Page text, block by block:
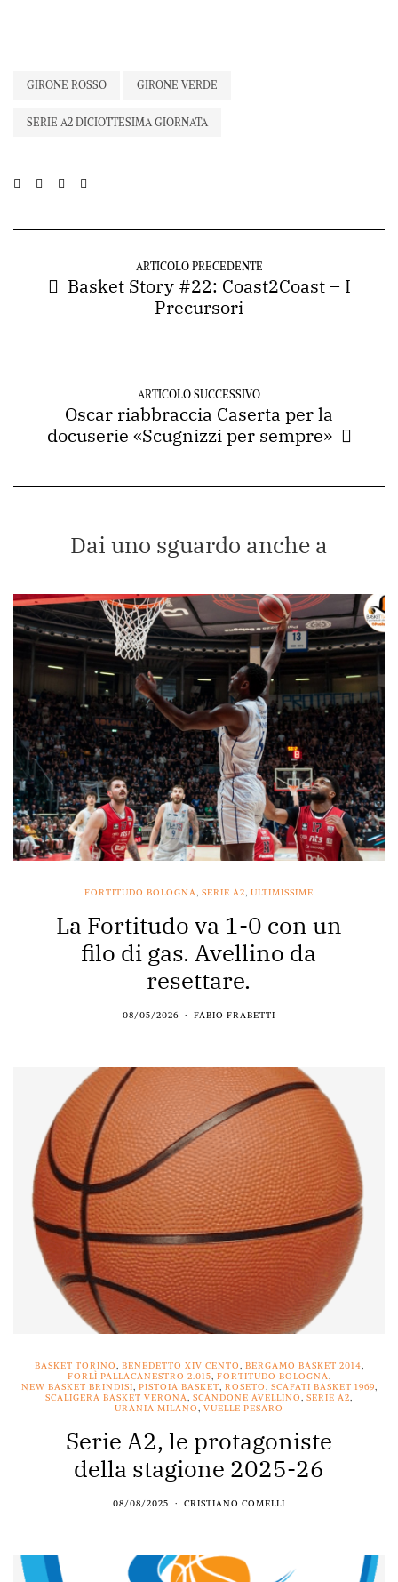
GIRONE ROSSO GIRONE VERDE
SERIE A2 DICIOTTESIMA GIORNATA
ARTICOLO PRECEDENTE
Basket Story #22: Coast2Coast – I
Precursori
ARTICOLO SUCCESSIVO
Oscar riabbraccia Caserta per la
docuserie «Scugnizzi per sempre»
Dai uno sguardo anche a
FORTITUDO BOLOGNA SERIE A2 ULTIMISSIME
La Fortitudo va 1-0 con un
filo di gas. Avellino da
resettare.
08/05/2026 FABIO FRABETTI
BASKET TORINO BENEDETTO XIV CENTO BERGAMO BASKET 2014
FORLÌ PALLACANESTRO 2.015 FORTITUDO BOLOGNA
NEW BASKET BRINDISI PISTOIA BASKET ROSETO SCAFATI BASKET 1969
SCALIGERA BASKET VERONA
SCANDONE AVELLINO SERIE A2
URANIA MILANO
VUELLE PESARO
Serie A2, le protagoniste
della stagione 2025-26
08/08/2025 CRISTIANO COMELLI